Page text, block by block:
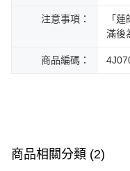
注意事項：
「
滿後
商品編碼：
商品相關分類 (2)